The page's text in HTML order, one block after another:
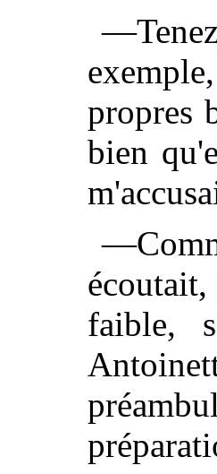
propres
bien
écoutait,
faible,